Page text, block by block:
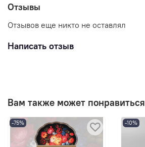
Отзывы
Отзывов еще никто не оставлял
Написать отзыв
Вам также может понравиться
-75% -10%